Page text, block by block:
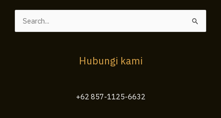
Cari
Hubungi kami
+62 857-1125-6632